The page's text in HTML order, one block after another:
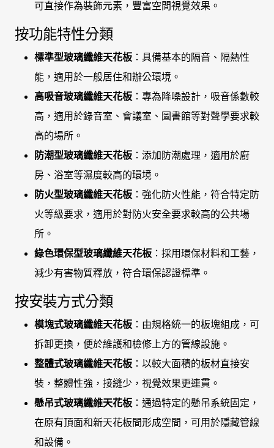
可直接作為裝飾元素，豐富空間視覺效果。
按功能特性分類
標準型玻璃纖維天花板 ：具備基本的隔音、隔熱性
能，適用於一般居住和辦公環境。
高吸音玻璃纖維天花板 ：專為降噪設計，吸音係數較
高，適用於錄音室、會議室、圖書館等對聲學要求較
高的場所。
防潮型玻璃纖維天花板 ：添加防潮處理，適用於廚
房、浴室等濕度較高的環境。
防火型玻璃纖維天花板 ：強化防火性能，符合特定防
火等級要求，適用於對防火安全要求較高的公共場
所。
綠色環保型玻璃纖維天花板 ：採用環保材料和工藝，
減少有害物質釋放，符合環保認證標準。
按安裝方式分類
模塊式玻璃纖維天花板 ：由規格統一的板塊組成，可
拆卸更換，便於維護和檢修上方的管線設施。
整體式玻璃纖維天花板 ：以較大面積的板材直接安
裝，整體性強，接縫少，視覺效果更連貫。
懸吊式玻璃纖維天花板 ：通過特定的懸吊系統固定，
在原有頂面和新天花板間形成空間，可用於隱藏管線
和設備。